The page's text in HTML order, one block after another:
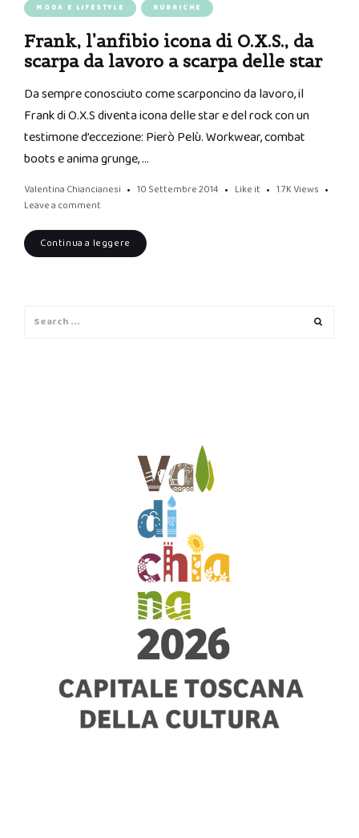
MODA E LIFESTYLE RUBRICHE
Frank, l’anfibio icona di O.X.S., da
scarpa da lavoro a scarpa delle star
Da sempre conosciuto come scarponcino da lavoro, il
Frank di O.X.S diventa icona delle star e del rock con un
testimone d’eccezione: Pierò Pelù. Workwear, combat
boots e anima grunge, …
Valentina Chiancianesi 10 Settembre 2014 Like it 1.7K Views
Leave a comment
Continua a leggere
for: